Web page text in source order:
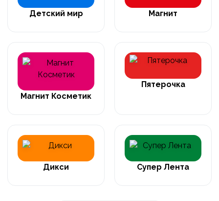
Детский мир Магнит
Магнит Косметик
Пятерочка
Дикси Супер Лента